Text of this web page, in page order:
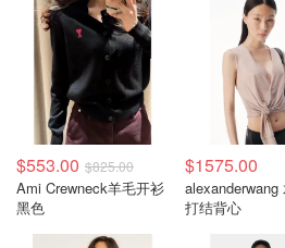
$553.00 $825.00
Ami Crewneck羊毛开衫
黑色
$1575.00
alexanderwang
打结背心